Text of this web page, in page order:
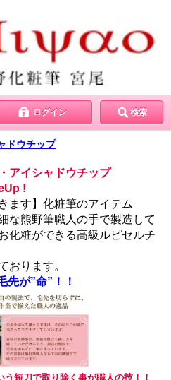
ログイン 検索
ドウチップ
アイシャドウチップ
!
ます】化粧筆のアイテム
な熊野筆職人の手で製造して
化粧ができる高級ルピセルチ
おります。
先が”命”！！
短刀で取り除く事が職人の技！！